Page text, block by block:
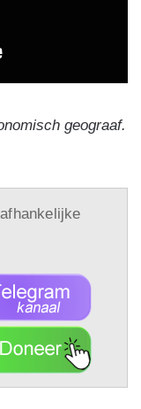
geograaf.